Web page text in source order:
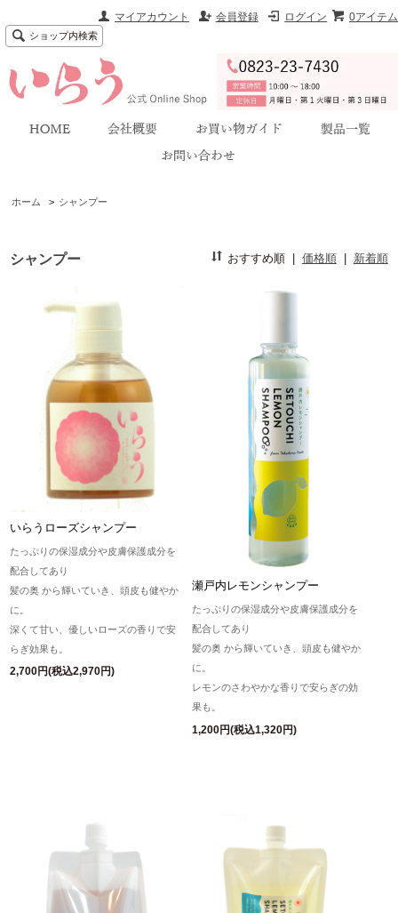
0アイテム
ログイン
会員登録
マイアカウント
ショップ内検索
ホーム > シャンプー
シャンプー おすすめ順| 価格順| 新着順
いらうローズシャンプー
たっぷりの保湿成分や皮膚保護成分を
配合してあり
髪の奥 から輝いていき、頭皮も健やか
に。
深くて甘い、優しいローズの香りで安
らぎ効果も。
2,700円(税込2,970円)
瀬戸内レモンシャンプー
たっぷりの保湿成分や皮膚保護成分を
配合してあり
髪の奥 から輝いていき、頭皮も健やか
に。
レモンのさわやかな香りで安らぎの効
果も。
1,200円(税込1,320円)